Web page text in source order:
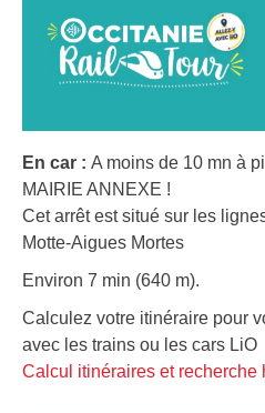
En car : A moins de 10 mn à
MAIRIE ANNEXE !
Cet arrêt est situé sur les
Motte-Aigues Mortes
Environ 7 min (640 m).
Calculez votre itinéraire pour
avec les trains ou les cars LiO
Calcul itinéraires et recherche